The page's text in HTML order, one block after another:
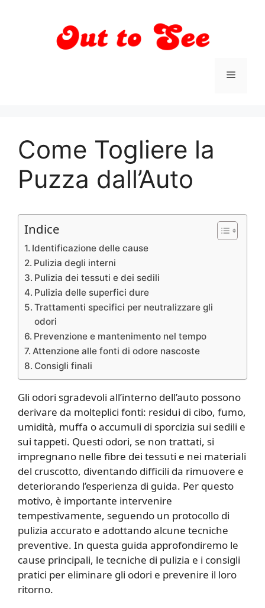
Menu
Come Togliere la
Puzza dall’Auto
Indice
Identificazione delle cause
Pulizia degli interni
Pulizia dei tessuti e dei sedili
Pulizia delle superfici dure
Trattamenti specifici per neutralizzare gli
odori
Prevenzione e mantenimento nel tempo
Attenzione alle fonti di odore nascoste
Consigli finali
Gli odori sgradevoli all’interno dell’auto possono
derivare da molteplici fonti: residui di cibo, fumo,
umidità, muffa o accumuli di sporcizia sui sedili e
sui tappeti. Questi odori, se non trattati, si
impregnano nelle fibre dei tessuti e nei materiali
del cruscotto, diventando difficili da rimuovere e
deteriorando l’esperienza di guida. Per questo
motivo, è importante intervenire
tempestivamente, seguendo un protocollo di
pulizia accurato e adottando alcune tecniche
preventive. In questa guida approfondiremo le
cause principali, le tecniche di pulizia e i consigli
pratici per eliminare gli odori e prevenire il loro
ritorno.